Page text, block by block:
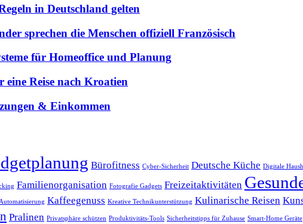
in Deutschland gelten
sprechen die Menschen offiziell Französisch
für Homeoffice und Planung
Reise nach Kroatien
& Einkommen
Bürofitness Cyber-Sicherheit Deutsche Küche Digitale
Familienorganisation Fotografie Gadgets Freizeitaktivitäten
Kaffeegenuss Kreative Technikunterstützung Kulinarische Reisen
Pralinen Privatsphäre schützen Produktivitäts-Tools Sicherheitstipps für Zuhause Smart-Home Geräte